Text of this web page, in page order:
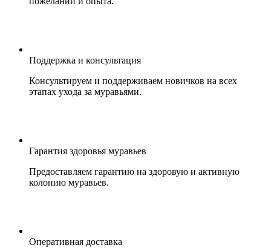
Поддержка и консультация
Консультируем и поддерживаем новичков на всех
этапах ухода за муравьями.
Гарантия здоровья муравьев
Предоставляем гарантию на здоровую и активную
колонию муравьев.
Оперативная доставка